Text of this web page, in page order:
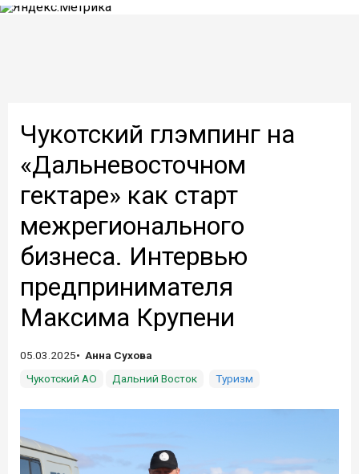
Чукотский глэмпинг на
«Дальневосточном
гектаре» как старт
межрегионального
бизнеса. Интервью
предпринимателя
Максима Крупени
05.03.2025
Анна Сухова
Чукотский АО
Дальний Восток Туризм